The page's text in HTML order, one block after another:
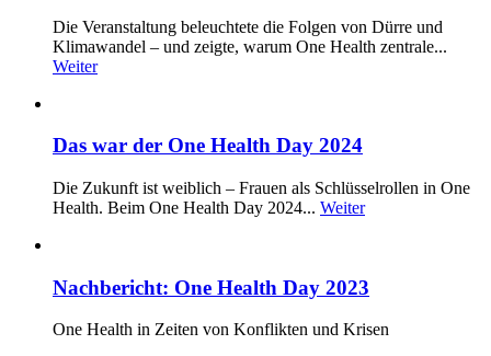
Die Veranstaltung beleuchtete die Folgen von Dürre und
Klimawandel – und zeigte, warum One Health zentrale...
Weiter
Das war der One Health Day 2024
Die Zukunft ist weiblich – Frauen als Schlüsselrollen in One
Health. Beim One Health Day 2024... Weiter
Nachbericht: One Health Day 2023
One Health in Zeiten von Konflikten und Krisen